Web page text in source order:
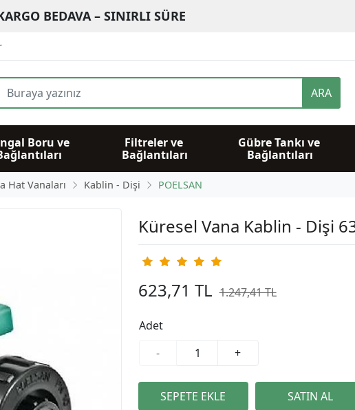
BEDAVA – SINIRLI SÜRE
ARA
Boru ve
Filtreler ve
Bağlantıları
Gübre Tankı ve
Bağlantıları
Hat Vanaları Kablin - Dişi POELSAN
Küresel Vana Kablin - Dişi
623,71 TL 1.247,41 TL
Adet
-
+